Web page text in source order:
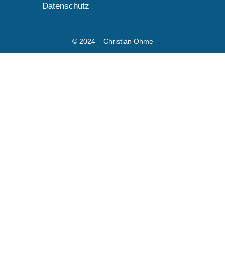
Datenschutz
© 2024 – Christian Ohme